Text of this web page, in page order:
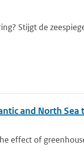
Stijgt de
and North Sea
effect of